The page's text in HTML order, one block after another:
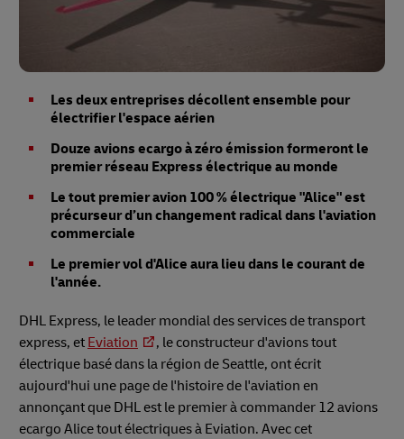
Les deux entreprises décollent ensemble pour
électrifier l'espace aérien
Douze avions ecargo à zéro émission formeront le
premier réseau Express électrique au monde
Le tout premier avion 100 % électrique "Alice" est
précurseur d’un changement radical dans l'aviation
commerciale
Le premier vol d'Alice aura lieu dans le courant de
l'année.
DHL Express, le leader mondial des services de transport
express, et Eviation
, le constructeur d'avions tout
électrique basé dans la région de Seattle, ont écrit
aujourd'hui une page de l'histoire de l'aviation en
annonçant que DHL est le premier à commander 12 avions
ecargo Alice tout électriques à Eviation. Avec cet